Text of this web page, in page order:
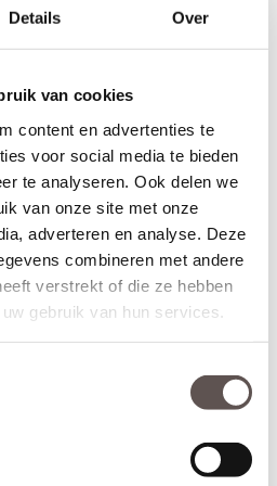
Details Over
van cookies
content en advertenties te
voor social media te bieden
te analyseren. Ook delen we
van onze site met onze
adverteren en analyse. Deze
combineren met andere
verstrekt of die ze hebben
gebruik van hun services.
(voordeur)
aan de binnenkant. Dit type
en de driepuntsluiting wordt direct
of greep
(achterdeur)
met aan beide zijden een
is ideaal voor achter- of
netjes afgewerkt met grondverf
gemonteerd. (exclusief
met minimaal drie
Heb je een deur van 231,5
voor de beste